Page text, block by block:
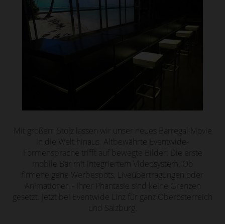
Mit großem Stolz lassen wir unser neues Barregal Movie
in die Welt hinaus. Altbewährte Eventwide-
Formensprache trifft auf bewegte Bilder: Die erste
mobile Bar mit integriertem Videosystem. Ob
firmeneigene Werbespots, Liveübertragungen oder
Animationen - Ihrer Phantasie sind keine Grenzen
gesetzt. Jetzt bei Eventwide Linz für ganz Oberösterreich
und Salzburg.